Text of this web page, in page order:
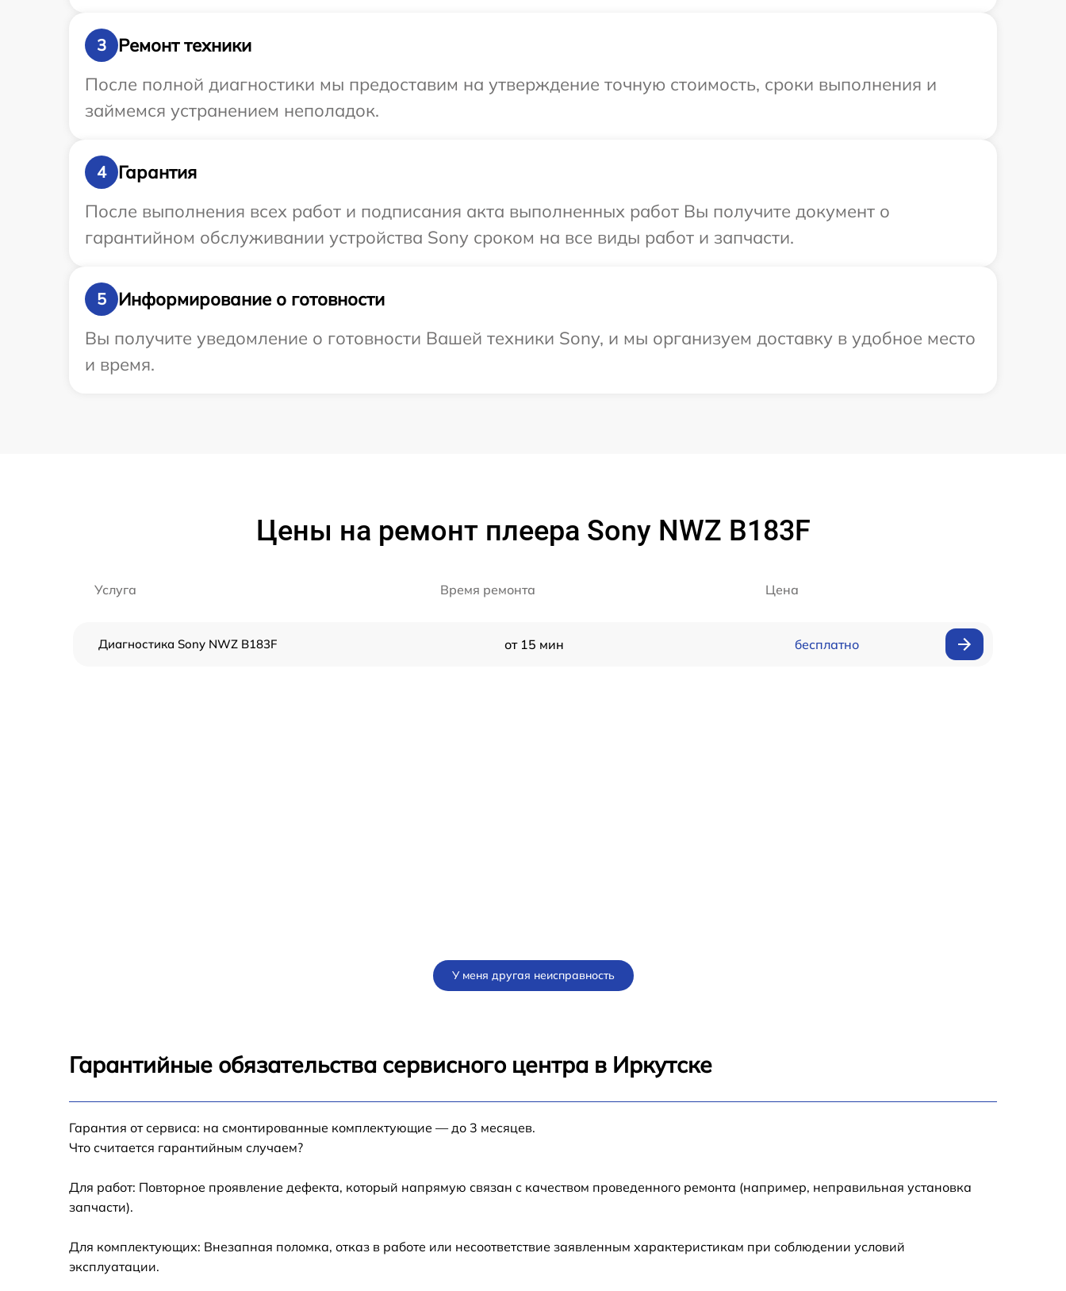
3
Ремонт техники
После полной диагностики мы предоставим на утверждение точную стоимость, сроки выполнения и
займемся устранением неполадок.
4
Гарантия
После выполнения всех работ и подписания акта выполненных работ Вы получите документ о
гарантийном обслуживании устройства Sony сроком на все виды работ и запчасти.
5
Информирование о готовности
Вы получите уведомление о готовности Вашей техники Sony, и мы организуем доставку в удобное место
и время.
Цены на ремонт плеера Sony NWZ B183F
Услуга Время ремонта Цена
Диагностика Sony NWZ B183F от 15 мин бесплатно
У меня другая неисправность
Гарантийные обязательства сервисного центра в Иркутске
Гарантия от сервиса: на смонтированные комплектующие — до 3 месяцев.
Что считается гарантийным случаем?
Для работ: Повторное проявление дефекта, который напрямую связан с качеством проведенного ремонта (например, неправильная установка
запчасти).
Для комплектующих: Внезапная поломка, отказ в работе или несоответствие заявленным характеристикам при соблюдении условий
эксплуатации.